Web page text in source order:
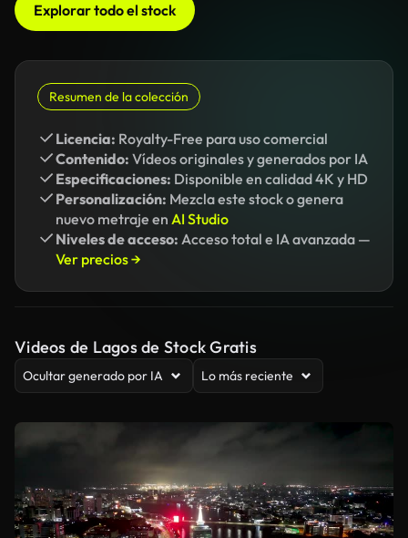
Explorar todo el stock
Resumen de la colección
Licencia: Royalty-Free para uso comercial
Contenido: Vídeos originales y generados por IA
Especificaciones: Disponible en calidad 4K y HD
Personalización: Mezcla este stock o genera
nuevo metraje en AI Studio
Niveles de acceso: Acceso total e IA avanzada —
Ver precios →
Videos de Lagos de Stock Gratis
Ocultar generado por IA Lo más reciente